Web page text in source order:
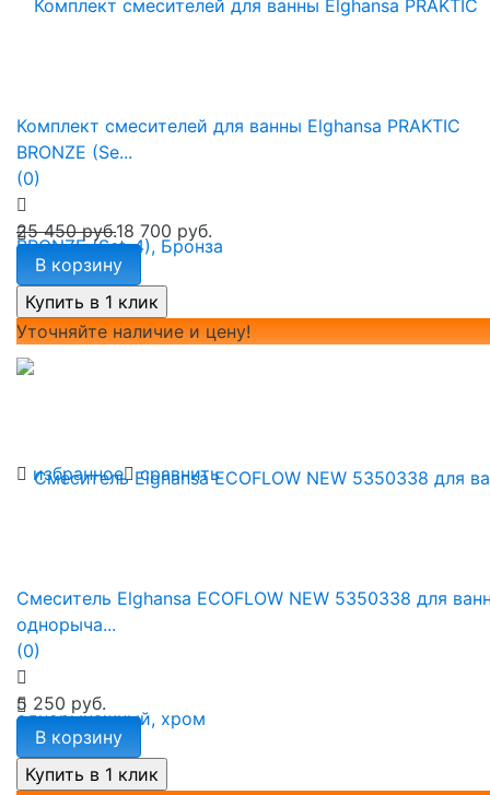
избранное сравнить
Комплект смесителей для ванны Elghansa PRAKTIC
BRONZE (Se...
(0)
25 450 руб.18 700 руб.
В корзину
Уточняйте наличие и цену!
Смеситель Elghansa ECOFLOW NEW 5350338 для
однорыча...
(0)
5 250 руб.
В корзину